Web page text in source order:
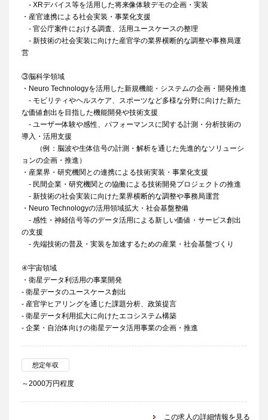
- XRデバイス等を活用した将来像体験デモの企画・実装
・産官連携による社会実装・事業化支援
- 官公庁案件における調査、活用ユースケースの整理
- 新技術の社会実装に向けた産官学の業界横断的な調整や事務局運
営
③脳科学領域
・Neuro Technologyを活用した新規機能・システムの企画・開発推進
- モビリティやヘルスケア、スポーツなど多様な分野に向けた新た
な価値創出を目指した機能開発や技術支援
- ユーザー体験や感性、パフォーマンスに関する計測・分析技術の
導入・活用支援
（例：脳波や生体信号の計測・解析を通じた先進的なソリューシ
ョンの企画・推進）
・産業界・研究機関との連携による技術実装・事業化支援
- 民間企業・研究機関との協働による技術開発プロジェクトの推進
- 新技術の社会実装に向けた業界横断的な調整や事務局運営
・Neuro Technologyの活用領域拡大・社会基盤整備
- 感性・神経信号等のデータ活用による新しい価値・サービス創出
の支援
- 先端技術の普及・実装を加速するための産業・社会基盤づくり
④宇宙領域
・衛星データ利活用の事業開発
- 衛星データのユースケース創出
- 産官学ヒアリングを通じた課題分析、政策提言
- 衛星データ利用拡大に向けたエコシステム構築
- 企業・自治体向けの衛星データ活用事業の企画・推進
想定年収
～2000万円程度
この求人の詳細情報を見る